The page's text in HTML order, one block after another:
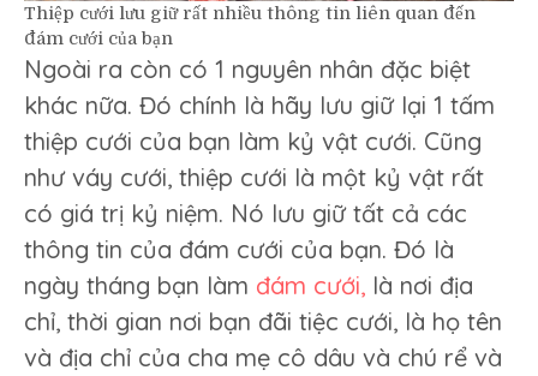
Thiệp cưới lưu giữ rất nhiều thông tin liên quan đến
đám cưới của bạn
Ngoài ra còn có 1 nguyên nhân đặc biệt
khác nữa. Đó chính là hãy lưu giữ lại 1 tấm
thiệp cưới của bạn làm kỷ vật cưới. Cũng
như váy cưới, thiệp cưới là một kỷ vật rất
có giá trị kỷ niệm. Nó lưu giữ tất cả các
thông tin của đám cưới của bạn. Đó là
ngày tháng bạn làm đám cưới, là nơi địa
chỉ, thời gian nơi bạn đãi tiệc cưới, là họ tên
và địa chỉ của cha mẹ cô dâu và chú rể và